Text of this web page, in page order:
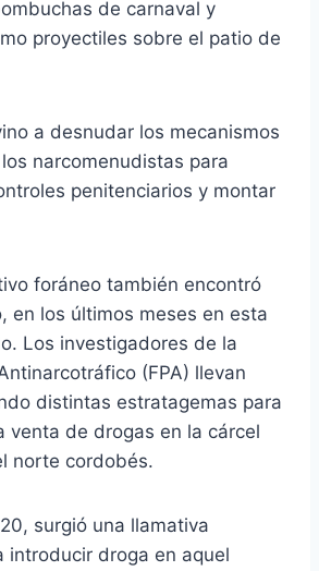
de carnaval y
proyectiles sobre el patio de
a desnudar los mecanismos
narcomenudistas para
penitenciarios y montar
foráneo también encontró
en los últimos meses en esta
Los investigadores de la
(FPA) llevan
distintas estratagemas para
venta de drogas en la cárcel
norte cordobés.
surgió una llamativa
introducir droga en aquel